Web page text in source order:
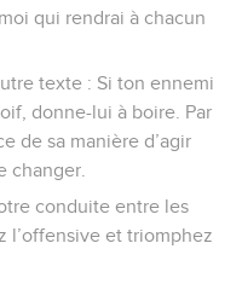
qui rendrai à chacun
texte : Si ton ennemi
donne-lui à boire. Par
de sa manière d’agir
changer.
conduite entre les
l’offensive et triomphez